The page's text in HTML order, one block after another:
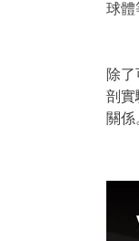
球體
除
剖實
關係